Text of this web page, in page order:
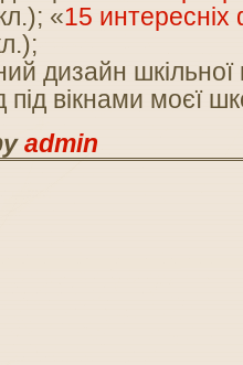
«15
дизайн шкільної
під вікнами моєї
admin